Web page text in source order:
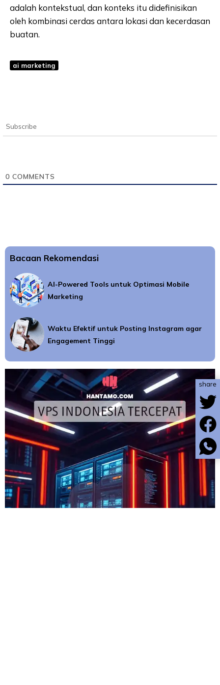
adalah kontekstual, dan konteks itu didefinisikan
oleh kombinasi cerdas antara lokasi dan kecerdasan
buatan.
ai marketing
Subscribe
0 COMMENTS
Bacaan Rekomendasi
AI-Powered Tools untuk Optimasi Mobile
Marketing
Waktu Efektif untuk Posting Instagram agar
Engagement Tinggi
share